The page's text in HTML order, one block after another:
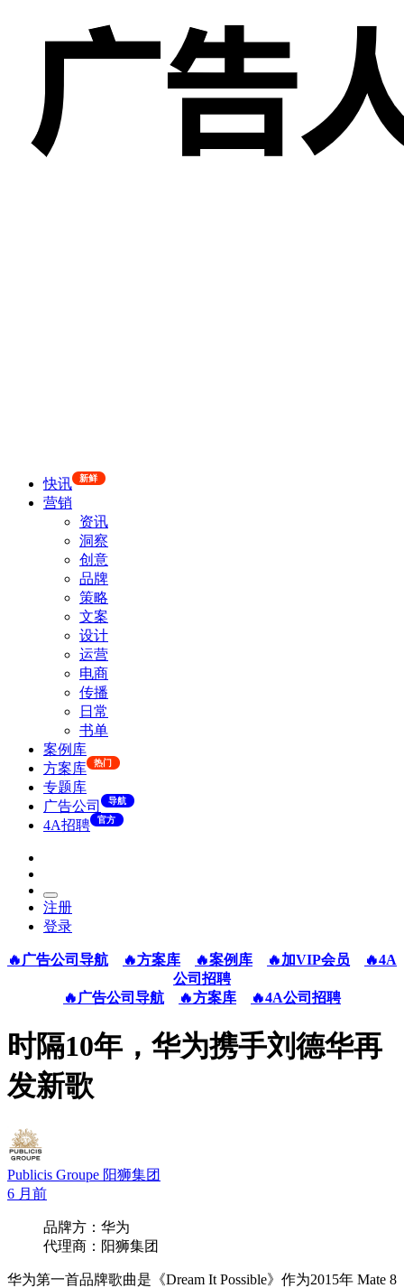
快讯 新鲜
营销
资讯
洞察
创意
品牌
策略
文案
设计
运营
电商
传播
日常
书单
案例库
方案库
热门
专题库
广告公司
导航
4A招聘 官方
注册
登录
🔥广告公司导航 🔥方案库 🔥案例库 🔥加VIP会员
🔥4A
公司招聘
🔥广告公司导航
🔥方案库 🔥4A公司招聘
时隔10年，华为携手刘德华再
发新歌
Publicis Groupe 阳狮集团
6 月前
品牌方：华为
代理商：阳狮集团
华为第一首品牌歌曲是《Dream It Possible》作为2015年 Mate 8